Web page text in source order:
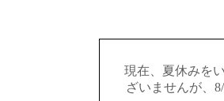
現在、夏休みを
ざいませんが、